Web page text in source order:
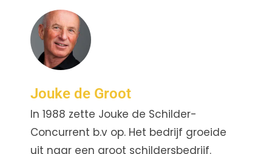
Jouke de Groot
In 1988 zette Jouke de Schilder-
Concurrent b.v op. Het bedrijf groeide
uit naar een groot schildersbedrijf.